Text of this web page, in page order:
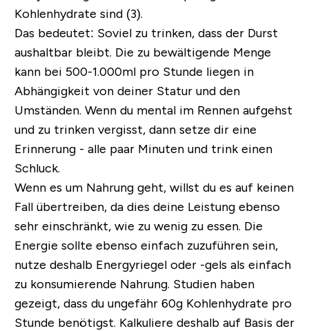
Kohlenhydrate sind (3).
Das bedeutet: Soviel zu trinken, dass der Durst
aushaltbar bleibt. Die zu bewältigende Menge
kann bei 500-1.000ml pro Stunde liegen in
Abhängigkeit von deiner Statur und den
Umständen. Wenn du mental im Rennen aufgehst
und zu trinken vergisst, dann setze dir eine
Erinnerung - alle paar Minuten und trink einen
Schluck.
Wenn es um Nahrung geht, willst du es auf keinen
Fall übertreiben, da dies deine Leistung ebenso
sehr einschränkt, wie zu wenig zu essen. Die
Energie sollte ebenso einfach zuzuführen sein,
nutze deshalb Energyriegel oder -gels als einfach
zu konsumierende Nahrung. Studien haben
gezeigt, dass du ungefähr 60g Kohlenhydrate pro
Stunde benötigst. Kalkuliere deshalb auf Basis der